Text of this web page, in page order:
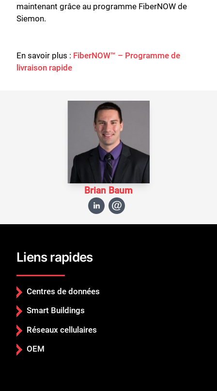
maintenant grâce au programme FiberNOW de
Siemon.
En savoir plus : FiberNOW™ – Programme de
livraison rapide
Brian Baum
Liens rapides
Centres de données
Smart Buildings
Réseaux cellulaires
OEM